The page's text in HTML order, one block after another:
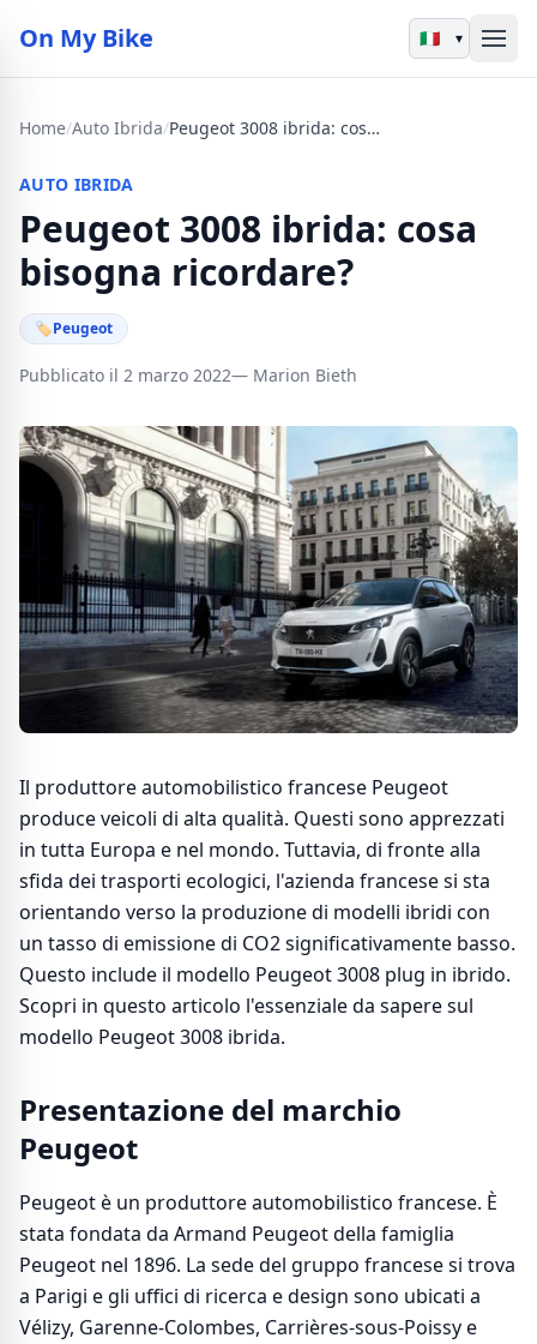
On My Bike ▾
Home/Auto Ibrida/ Peugeot 3008 ibrida: cosa bisogna ricordare?
AUTO IBRIDA
Peugeot 3008 ibrida: cosa
bisogna ricordare?
🏷Peugeot
Pubblicato il 2 marzo 2022— Marion Bieth
Il produttore automobilistico francese Peugeot
produce veicoli di alta qualità. Questi sono apprezzati
in tutta Europa e nel mondo. Tuttavia, di fronte alla
sfida dei trasporti ecologici, l'azienda francese si sta
orientando verso la produzione di modelli ibridi con
un tasso di emissione di CO2 significativamente basso.
Questo include il modello Peugeot 3008 plug in ibrido.
Scopri in questo articolo l'essenziale da sapere sul
modello Peugeot 3008 ibrida.
Presentazione del marchio
Peugeot
Peugeot è un produttore automobilistico francese. È
stata fondata da Armand Peugeot della famiglia
Peugeot nel 1896. La sede del gruppo francese si trova
a Parigi e gli uffici di ricerca e design sono ubicati a
Vélizy, Garenne-Colombes, Carrières-sous-Poissy e